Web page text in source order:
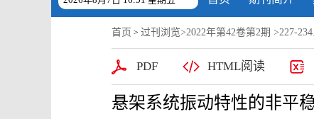
首页 > 过刊浏览>2022年第42卷第2期 >227-
PDF HTML阅读
悬架系统振动特性的非平